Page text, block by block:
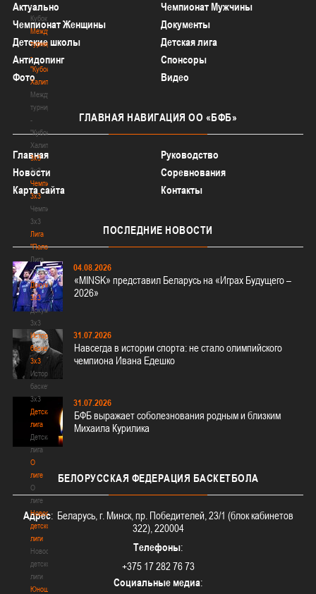
-
Кубок
Международный
турнир
-
"Кубок
Халипского"
Международный
турнир
-
"Кубок
Халипского"
3x3
3x3
Чемпионат
3х3
Чемпионат
3х3
Лига
"Палова"
Лига
"Палова"
Документы
3х3
Документы
3х3
История
баскетбола
3х3
История
баскетбола
3х3
Детская
лига
Детская
лига
О
лиге
О
лиге
Новости
детской
лиги
Новости
детской
лиги
Юноши
Актуально
Чемпионат Мужчины
Чемпионат Женщины
Документы
Детские школы
Детская лига
Антидопинг
Спонсоры
Фото
Видео
ГЛАВНАЯ НАВИГАЦИЯ ОО «БФБ»
Главная
Руководство
Новости
Соревнования
Карта сайта
Контакты
ПОСЛЕДНИЕ НОВОСТИ
04.08.2026
«MINSK» представил Беларусь на «Играх Будущего –
2026»
31.07.2026
Навсегда в истории спорта: не стало олимпийского
чемпиона Ивана Едешко
31.07.2026
БФБ выражает соболезнования родным и близким
Михаила Курилика
БЕЛОРУССКАЯ ФЕДЕРАЦИЯ БАСКЕТБОЛА
Адрес: Беларусь, г. Минск, пр. Победителей, 23/1 (блок кабинетов
322), 220004
Телефоны:
+375 17 282 76 73
Социальные медиа: